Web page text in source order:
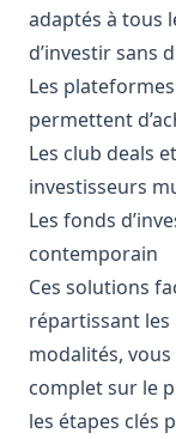
adaptés à tous
d’investir sans
Les
permettent
Les club deals
investisseurs
Les fonds
contemporain
Ces solutions
répartissant
modalités,
complet sur le
les étapes clés